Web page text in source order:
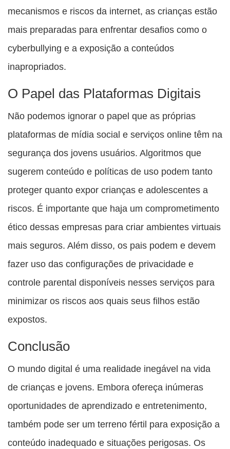
mecanismos e riscos da internet, as crianças estão
mais preparadas para enfrentar desafios como o
cyberbullying e a exposição a conteúdos
inapropriados.
O Papel das Plataformas Digitais
Não podemos ignorar o papel que as próprias
plataformas de mídia social e serviços online têm na
segurança dos jovens usuários. Algoritmos que
sugerem conteúdo e políticas de uso podem tanto
proteger quanto expor crianças e adolescentes a
riscos. É importante que haja um comprometimento
ético dessas empresas para criar ambientes virtuais
mais seguros. Além disso, os pais podem e devem
fazer uso das configurações de privacidade e
controle parental disponíveis nesses serviços para
minimizar os riscos aos quais seus filhos estão
expostos.
Conclusão
O mundo digital é uma realidade inegável na vida
de crianças e jovens. Embora ofereça inúmeras
oportunidades de aprendizado e entretenimento,
também pode ser um terreno fértil para exposição a
conteúdo inadequado e situações perigosas. Os